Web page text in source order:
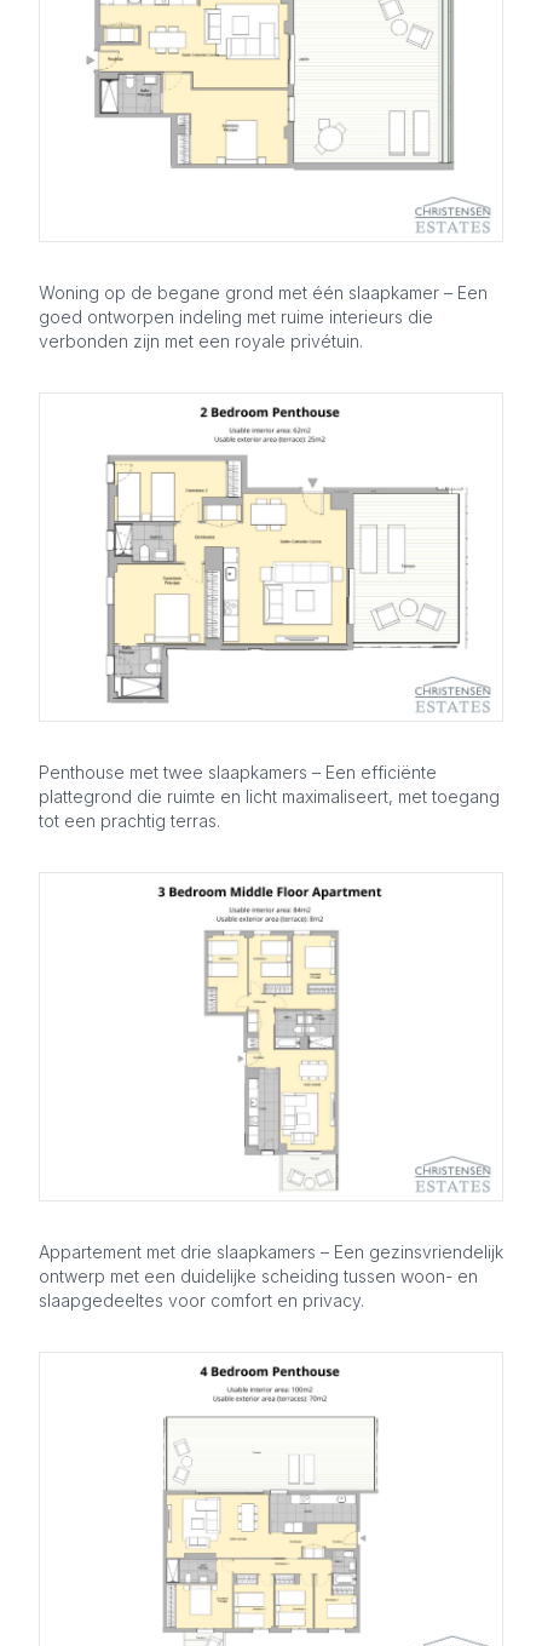
Woning op de begane grond met één slaapkamer – Een
goed ontworpen indeling met ruime interieurs die
verbonden zijn met een royale privétuin.
Penthouse met twee slaapkamers – Een efficiënte
plattegrond die ruimte en licht maximaliseert, met toegang
tot een prachtig terras.
Appartement met drie slaapkamers – Een gezinsvriendelijk
ontwerp met een duidelijke scheiding tussen woon- en
slaapgedeeltes voor comfort en privacy.